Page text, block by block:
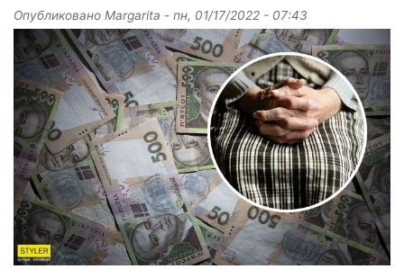
Опубликовано Margarita - пн, 01/17/2022 - 07:43